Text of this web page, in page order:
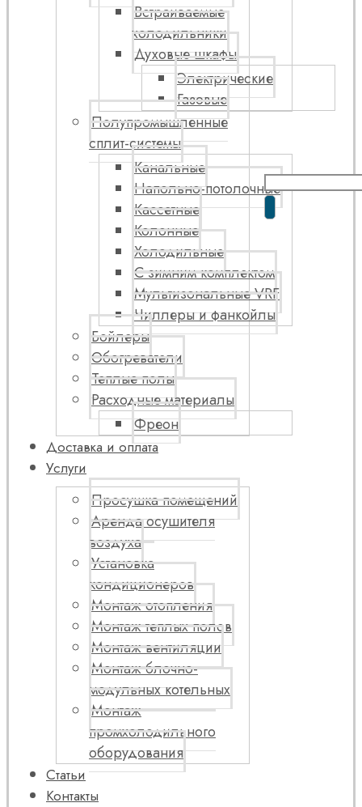
Встраиваемые
холодильники
Духовые шкафы
Электрические
Газовые
Полупромышленные
сплит-системы
Канальные
Напольно-потолочные
Кассетные
Колонные
Холодильные
С зимним комплектом
Мультизональные VRF
Чиллеры и фанкойлы
Бойлеры
Обогреватели
Теплые полы
Расходные материалы
Фреон
Доставка и оплата
Услуги
Просушка помещений
Аренда осушителя
воздуха
Установка
кондиционеров
Монтаж отопления
Монтаж теплых полов
Монтаж вентиляции
Монтаж блочно-
модульных котельных
Монтаж
промхолодильного
оборудования
Статьи
Контакты